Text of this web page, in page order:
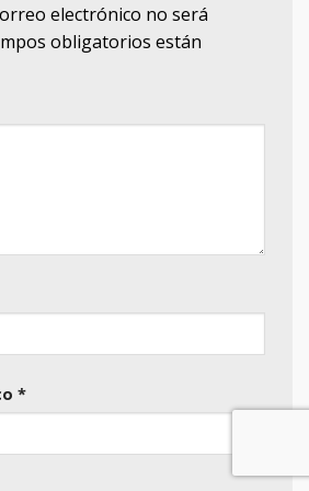
electrónico no será
obligatorios están
*